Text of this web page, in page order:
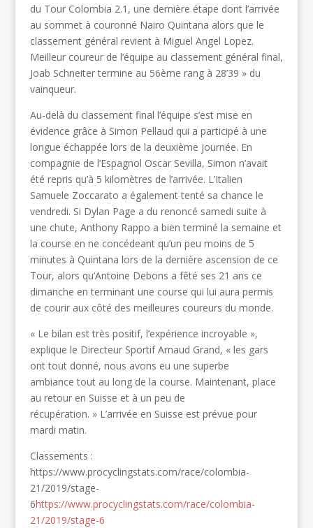
du Tour Colombia 2.1, une dernière étape dont l’arrivée
au sommet à couronné Nairo Quintana alors que le
classement général revient à Miguel Angel Lopez.
Meilleur coureur de l’équipe au classement général final,
Joab Schneiter termine au 56ème rang à 28’39 » du
vainqueur.
Au-delà du classement final l’équipe s’est mise en
évidence grâce à Simon Pellaud qui a participé à une
longue échappée lors de la deuxième journée. En
compagnie de l’Espagnol Oscar Sevilla, Simon n’avait
été repris qu’à 5 kilomètres de l’arrivée. L’Italien
Samuele Zoccarato a également tenté sa chance le
vendredi. Si Dylan Page a du renoncé samedi suite à
une chute, Anthony Rappo a bien terminé la semaine et
la course en ne concédeant qu’un peu moins de 5
minutes à Quintana lors de la dernière ascension de ce
Tour, alors qu’Antoine Debons a fêté ses 21 ans ce
dimanche en terminant une course qui lui aura permis
de courir aux côté des meilleures coureurs du monde.
« Le bilan est très positif, l’expérience incroyable »,
explique le Directeur Sportif Arnaud Grand, « les gars
ont tout donné, nous avons eu une superbe
ambiance tout au long de la course. Maintenant, place
au retour en Suisse et à un peu de
récupération. » L’arrivée en Suisse est prévue pour
mardi matin.
Classements :
https://www.procyclingstats.com/race/colombia-
21/2019/stage-
6https://www.procyclingstats.com/race/colombia-
21/2019/stage-6